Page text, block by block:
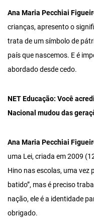
Ana Maria Pecchiai
crianças, apresento o
trata de um símbolo de
país que nascemos. E é
abordado desde cedo.
NET Educação: Você
Nacional mudou das
Ana Maria Pecchiai
uma Lei, criada em 2009
Hino nas escolas, uma vez
batido”, mas é preciso
nação, ele é a identidade
obrigado.